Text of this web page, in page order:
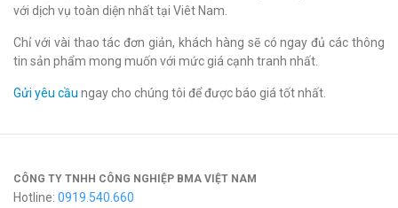
với dịch vụ toàn diện nhất tại Viêt Nam.
Chỉ với vài thao tác đơn giản, khách hàng sẽ có ngay đủ các thông
tin sản phẩm mong muốn với mức giá cạnh tranh nhất.
Gửi yêu cầu ngay cho chúng tôi để được báo giá tốt nhất.
CÔNG TY TNHH CÔNG NGHIỆP BMA VIỆT NAM
Hotline: 0919.540.660